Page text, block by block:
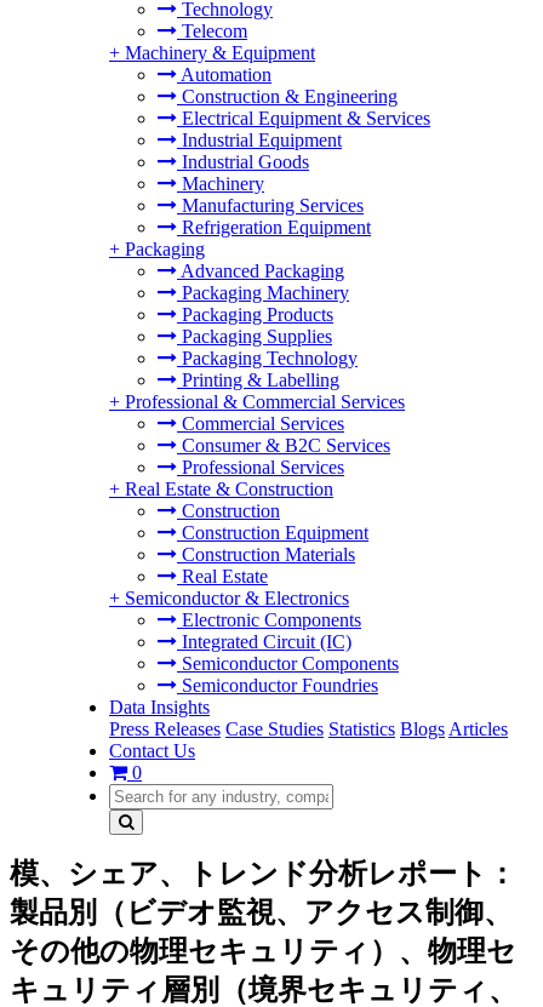
Technology
Telecom
+ Machinery & Equipment
Automation
Construction & Engineering
Electrical Equipment & Services
Industrial Equipment
Industrial Goods
Machinery
Manufacturing Services
Refrigeration Equipment
+ Packaging
Advanced Packaging
Packaging Machinery
Packaging Products
Packaging Supplies
Packaging Technology
Printing & Labelling
+ Professional & Commercial Services
Commercial Services
Consumer & B2C Services
Professional Services
+ Real Estate & Construction
Construction
Construction Equipment
Construction Materials
Real Estate
+ Semiconductor & Electronics
Electronic Components
Integrated Circuit (IC)
Semiconductor Components
Semiconductor Foundries
Data Insights
Press Releases Case Studies Statistics Blogs Articles
Contact Us
0
模、シェア、トレンド分析レポート：
製品別（ビデオ監視、アクセス制御、
その他の物理セキュリティ）、物理セ
キュリティ層別（境界セキュリティ、